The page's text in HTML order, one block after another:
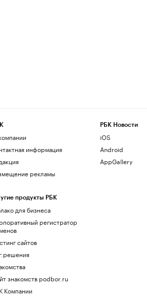
информация
рекламы
продукты РБК
для бизнеса
регистратор
сайтов
знакомств podbor.ru
Компании
РБК Новости
iOS
Android
AppGallery